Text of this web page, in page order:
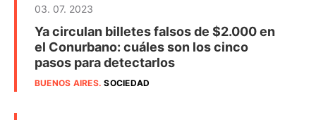
03. 07. 2023
Ya circulan billetes falsos de $2.000 en
el Conurbano: cuáles son los cinco
pasos para detectarlos
BUENOS AIRES.SOCIEDAD